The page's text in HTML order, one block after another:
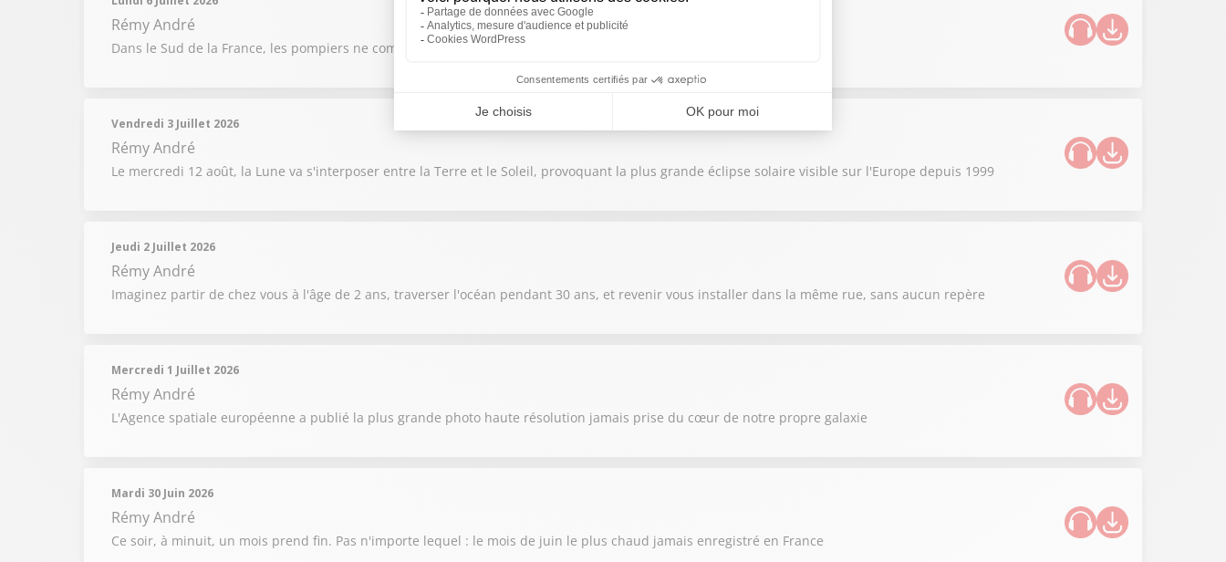
Rémy André
Dans le Sud de la France, les pompiers ne comptent plus les foyers d'incendie depuis plusieurs jours
Vendredi 3 Juillet 2026
Rémy André
Le mercredi 12 août, la Lune va s'interposer entre la Terre et le Soleil, provoquant la plus grande éclipse solaire visible sur l'Europe depuis 1999
Jeudi 2 Juillet 2026
Rémy André
Imaginez partir de chez vous à l'âge de 2 ans, traverser l'océan pendant 30 ans, et revenir vous installer dans la même rue, sans aucun repère
Mercredi 1 Juillet 2026
Rémy André
L'Agence spatiale européenne a publié la plus grande photo haute résolution jamais prise du cœur de notre propre galaxie
Mardi 30 Juin 2026
Rémy André
Ce soir, à minuit, un mois prend fin. Pas n'importe lequel : le mois de juin le plus chaud jamais enregistré en France